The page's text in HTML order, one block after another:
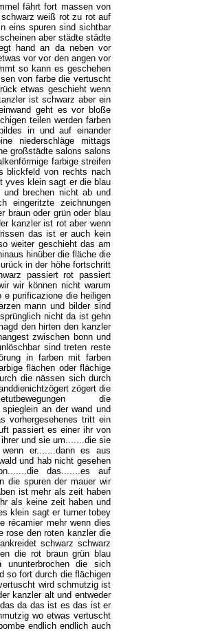
fährt fort massen von
weiß rot zu rot auf
eins spuren sind sichtbar
aber städte städte
hand an da neben vor
vor vor den angen vor
so kann es geschehen
von farbe die vertuscht
etwas geschieht wenn
ist schwarz aber ein
geht es vor bloße
teilen werden farben
in und auf einander
niederschläge mittags
großstädte salons salons
farbige streifen
blickfeld von rechts nach
yves klein sagt er die blau
brechen nicht ab und
eingeritzte zeichnungen
braun oder grün oder blau
kanzler ist rot aber wenn
das ist er auch kein
weiter geschieht das am
hinüber die fläche die
in der höhe fortschritt
passiert rot passiert
wir können nicht warum
purificazione die heiligen
mann und bilder sind
nicht da ist gehn
den hirten den kanzler
zwischen bonn und
sind treten reste
in farben mit farben
flächen oder flächige
die nässen sich durch
zögert die
die
an der wand und
vorhergesehenes tritt ein
passiert es einer ihr von
und sie um.......die sie
er.......dann es aus
und hab nicht gesehen
das.......es auf
die spuren der mauer wir
ist mehr als zeit haben
als keine zeit haben und
klein sagt er turner tobey
récamier mehr wenn dies
rose den roten kanzler die
schwarz schwarz
die rot braun grün blau
ununterbrochen die sich
so fort durch die flächigen
wird schmutzig ist
kanzler alt und entweder
da das ist es das ist er
wo etwas vertuscht
endlich endlich auch